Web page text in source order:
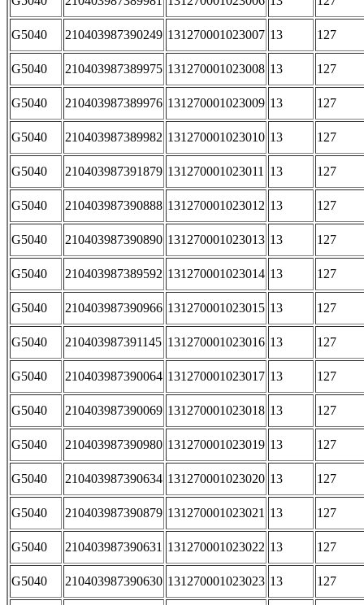
G5040 210403987390249 131270001023007 13 127
G5040 210403987389975 131270001023008 13 127
G5040 210403987389976 131270001023009 13 127
G5040 210403987389982 131270001023010 13 127
G5040 210403987391879 131270001023011 13 127
G5040 210403987390888 131270001023012 13 127
G5040 210403987390890 131270001023013 13 127
G5040 210403987389592 131270001023014 13 127
G5040 210403987390966 131270001023015 13 127
G5040 210403987391145 131270001023016 13 127
G5040 210403987390064 131270001023017 13 127
G5040 210403987390069 131270001023018 13 127
G5040 210403987390980 131270001023019 13 127
G5040 210403987390634 131270001023020 13 127
G5040 210403987390879 131270001023021 13 127
G5040 210403987390631 131270001023022 13 127
G5040 210403987390630 131270001023023 13 127